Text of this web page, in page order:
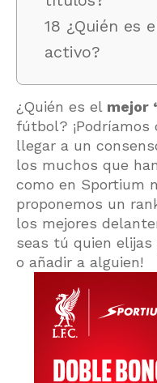
18 ¿Quién es
activo?
¿Quién es el mejor
fútbol?
llegar a un
los muchos que
como en Sportium
proponemos un
los mejores
seas tú quien
o añadir a alguien!